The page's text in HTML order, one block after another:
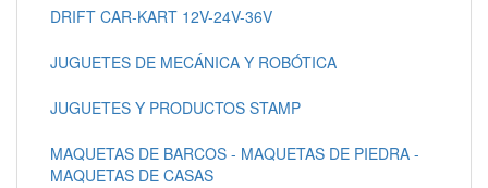
DRIFT CAR-KART 12V-24V-36V
JUGUETES DE MECÁNICA Y ROBÓTICA
JUGUETES Y PRODUCTOS STAMP
MAQUETAS DE BARCOS - MAQUETAS DE PIEDRA -
MAQUETAS DE CASAS